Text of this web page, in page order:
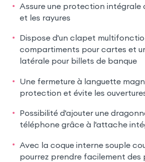
Assure une protection intégrale
et les rayures
Dispose d'un clapet
compartiments pour cartes et
latérale pour billets de banque
Une fermeture à languette
protection et évite les
Possibilité d'ajouter une
téléphone grâce à l'attache
Avec la coque interne souple
pourrez prendre facilement des